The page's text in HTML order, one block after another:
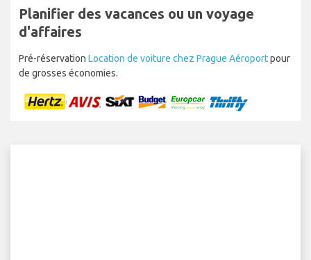
Planifier des vacances ou un voyage
d'affaires
Pré-réservation Location de voiture chez Prague Aéroportpour
de grosses économies.